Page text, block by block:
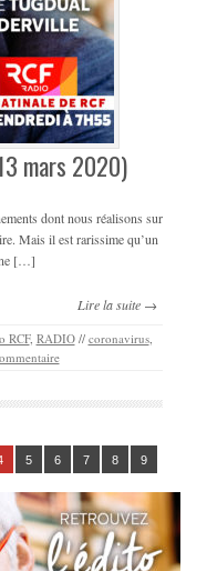
mars 2020)
dont nous réalisons sur
Mais il est rarissime qu’un
[…]
Lire la suite →
RCF, RADIO // coronavirus,
5 6 7 8 9